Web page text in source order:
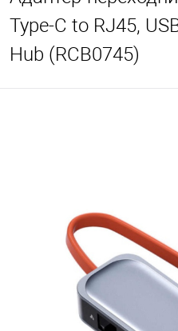
Type-C to RJ45,
Hub (RCB0745)